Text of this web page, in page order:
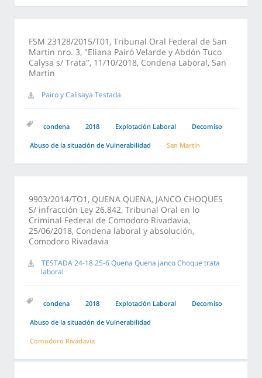
FSM 23128/2015/T01, Tribunal Oral Federal de San
Martin nro. 3, "Eliana Pairó Velarde y Abdón Tuco
Calysa s/ Trata", 11/10/2018, Condena Laboral, San
Martin
Pairo y Calisaya Testada
condena 2018 Explotación Laboral Decomiso
Abuso de la situación de Vulnerabilidad San Martín
9903/2014/TO1, QUENA QUENA, JANCO CHOQUES
S/ infracción Ley 26.842, Tribunal Oral en lo
Criminal Federal de Comodoro Rivadavia,
25/06/2018, Condena laboral y absolución,
Comodoro Rivadavia
TESTADA 24-18 25-6 Quena Quena janco Choque trata
laboral
condena 2018 Explotación Laboral Decomiso
Abuso de la situación de Vulnerabilidad
Comodoro Rivadavia